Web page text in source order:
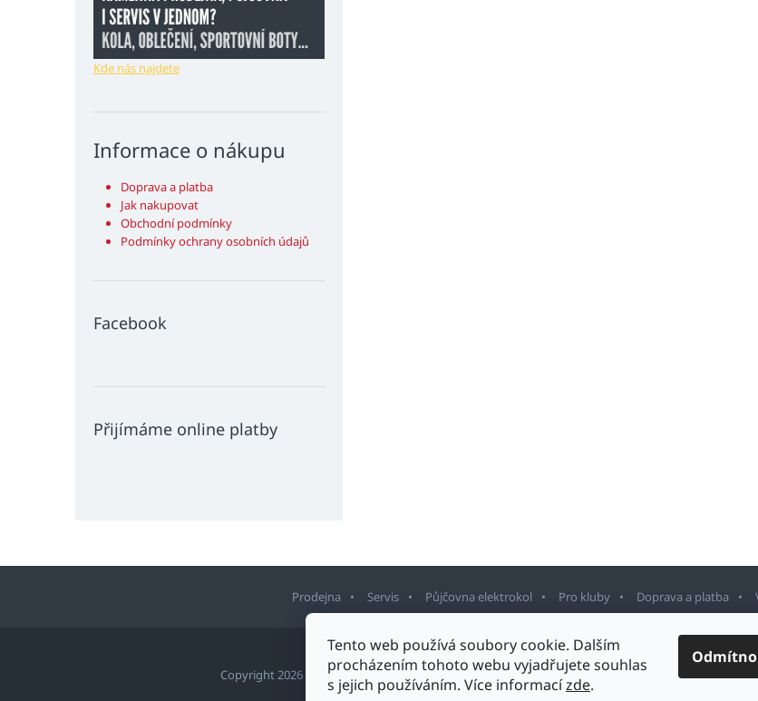
Tento web používá soubory cookie. Dalším
procházením tohoto webu vyjadřujete souhlas
s jejich používáním. Více informacízde.
Kde nás najdete
Informace o nákupu
Doprava a platba
Jak nakupovat
Obchodní podmínky
Podmínky ochrany osobních údajů
Facebook
Přijímáme online platby
Prodejna Servis Půjčovna elektrokol Pro kluby Doprava a platba
Copyright 2026 Sport Staněk Turnov. Všechna práva vyhrazena.Upravit nastavení cookies